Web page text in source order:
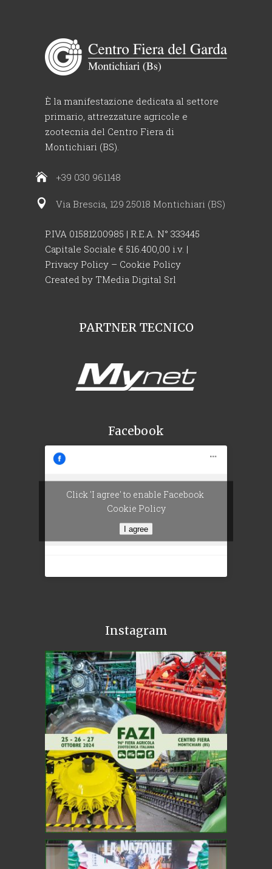
È la manifestazione dedicata al settore
primario, attrezzature agricole e
zootecnia del Centro Fiera di
Montichiari (BS).
+39 030 961148
Via Brescia, 129 25018 Montichiari (BS)
P.IVA 01581200985 | R.E.A. N° 333445
Capitale Sociale € 516.400,00 i.v. |
Privacy Policy – Cookie Policy
Created by TMedia Digital Srl
PARTNER TECNICO
Facebook
Click 'I agree' to enable Facebook
Cookie Policy
I agree
Instagram